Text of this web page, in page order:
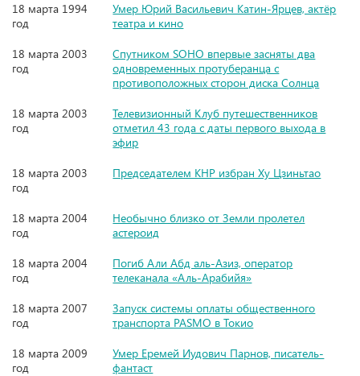
18 марта 1994
год
Умер Юрий Васильевич Катин-Ярцев, актёр
театра и кино
18 марта 2003
год
Спутником SOHO впервые засняты два
одновременных протуберанца с
противоположных сторон диска Солнца
18 марта 2003
год
Телевизионный Клуб путешественников
отметил 43 года с даты первого выхода в
эфир
18 марта 2003
год
Председателем КНР избран Ху Цзиньтао
18 марта 2004
год
Необычно близко от Земли пролетел
астероид
18 марта 2004
год
Погиб Али Абд аль-Азиз, оператор
телеканала «Аль-Арабийя»
18 марта 2007
год
Запуск системы оплаты общественного
транспорта PASMO в Токио
18 марта 2009
год
Умер Еремей Иудович Парнов, писатель-
фантаст